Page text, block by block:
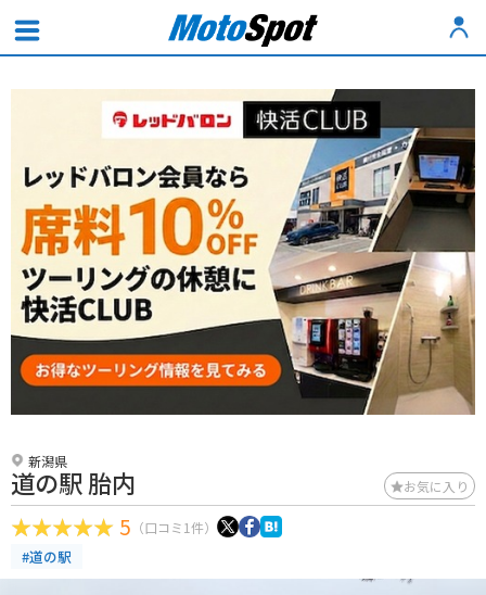
新潟県
道の駅 胎内 お気に入り
5 （口コミ1件）
#道の駅